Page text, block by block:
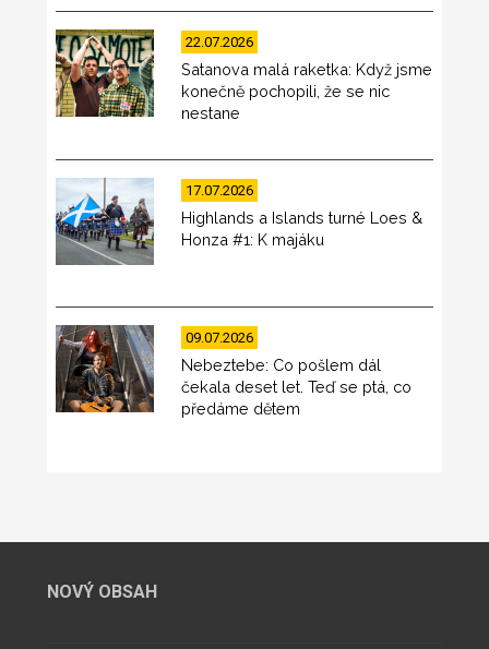
22.07.2026
Satanova malá raketka: Když jsme
konečně pochopili, že se nic
nestane
17.07.2026
Highlands a Islands turné Loes &
Honza #1: K majáku
09.07.2026
Nebeztebe: Co pošlem dál
čekala deset let. Teď se ptá, co
předáme dětem
NOVÝ OBSAH